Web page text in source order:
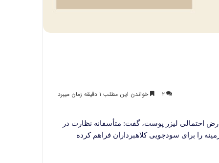
۲ خواندن این مطلب ۱ دقیقه زمان میبرد
احتمالی لیزر پوست، گفت: متأسفانه نظارت در
را برای سودجویی کلاهبرداران فراهم کرده